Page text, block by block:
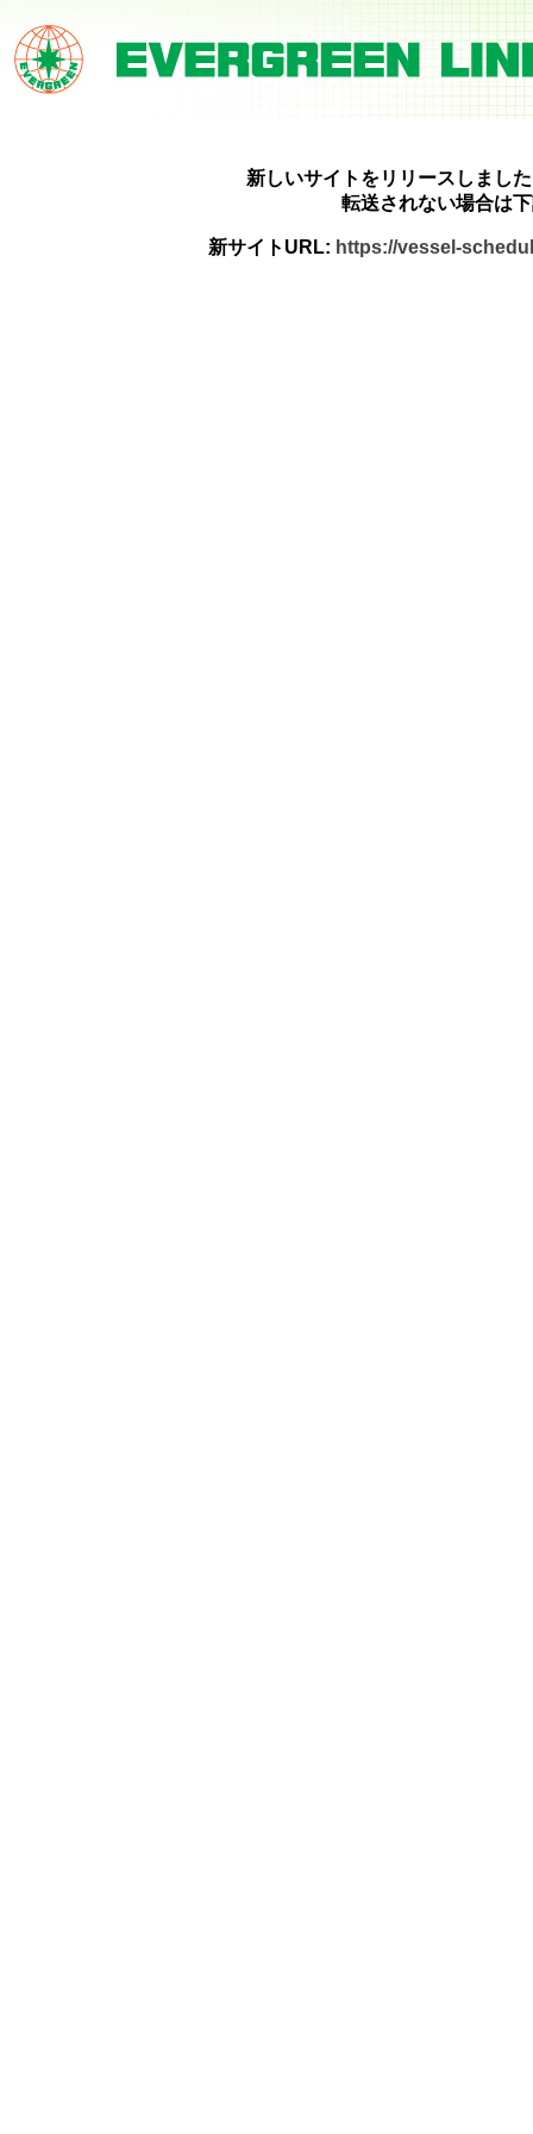
新しいサイトをリリースしまし
転送されない場合は
新サイトURL: https://vessel-